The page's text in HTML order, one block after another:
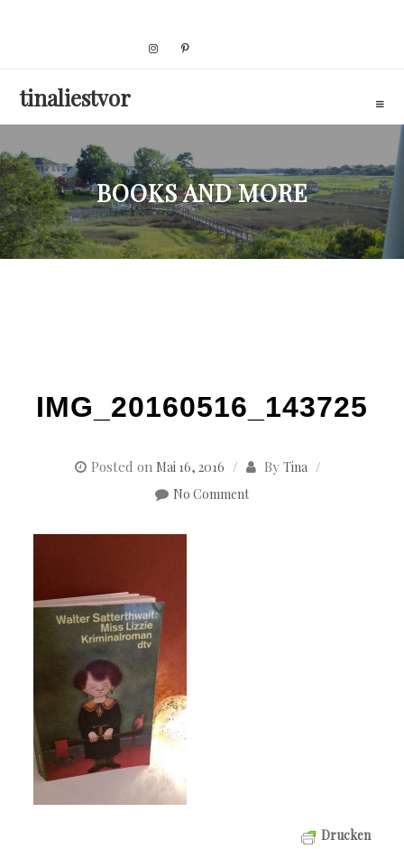
tinaliestvor
BOOKS AND MORE
IMG_20160516_143725
Posted on Mai 16, 2016 By Tina
No Comment
Drucken